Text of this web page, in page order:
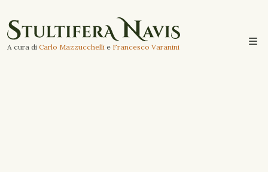
A cura di Carlo Mazzucchelli e Francesco Varanini